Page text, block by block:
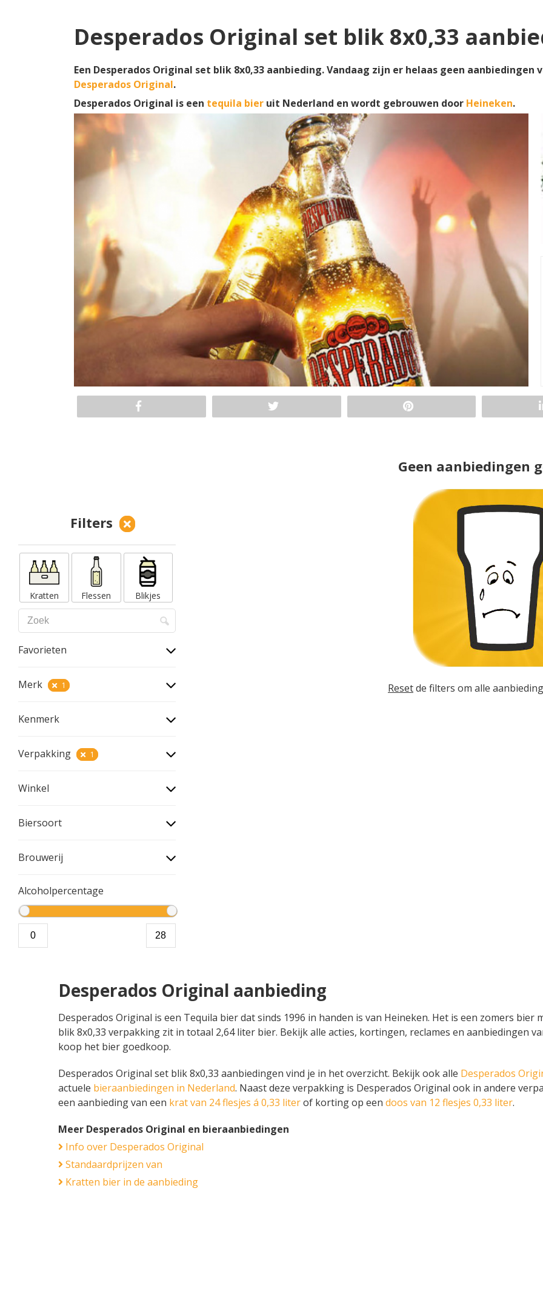
Desperados Original set blik 8x0,33
Een Desperados Original set blik 8x0,33 aanbieding. Vandaag zijn er helaas geen aanbiedingen
Desperados Original.
Desperados Original is een tequila bier uit Nederland en wordt gebrouwen door Heineken.
Filters
Kratten Flessen Blikjes
Favorieten
Merk 1
Kenmerk
Verpakking 1
Winkel
Biersoort
Brouwerij
Alcoholpercentage
Geen aanbiedingen
Resetde filters om alle
Desperados Original aanbieding
Desperados Original is een Tequila bier dat sinds 1996 in handen is van Heineken. Het is een zomers bier
blik 8x0,33 verpakking zit in totaal 2,64 liter bier. Bekijk alle acties, kortingen, reclames en aanbiedingen
koop het bier goedkoop.
Desperados Original set blik 8x0,33 aanbiedingen vind je in het overzicht. Bekijk ook alle Desperados
actuele bieraanbiedingen in Nederland. Naast deze verpakking is Desperados Original ook in andere
een aanbieding van een krat van 24 flesjes á 0,33 literof korting op een doos van 12 flesjes 0,33 liter.
Meer Desperados Original en bieraanbiedingen
Info over Desperados Original
Standaardprijzen van
Kratten bier in de aanbieding